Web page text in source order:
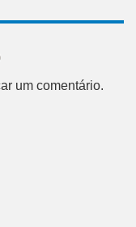
um comentário.